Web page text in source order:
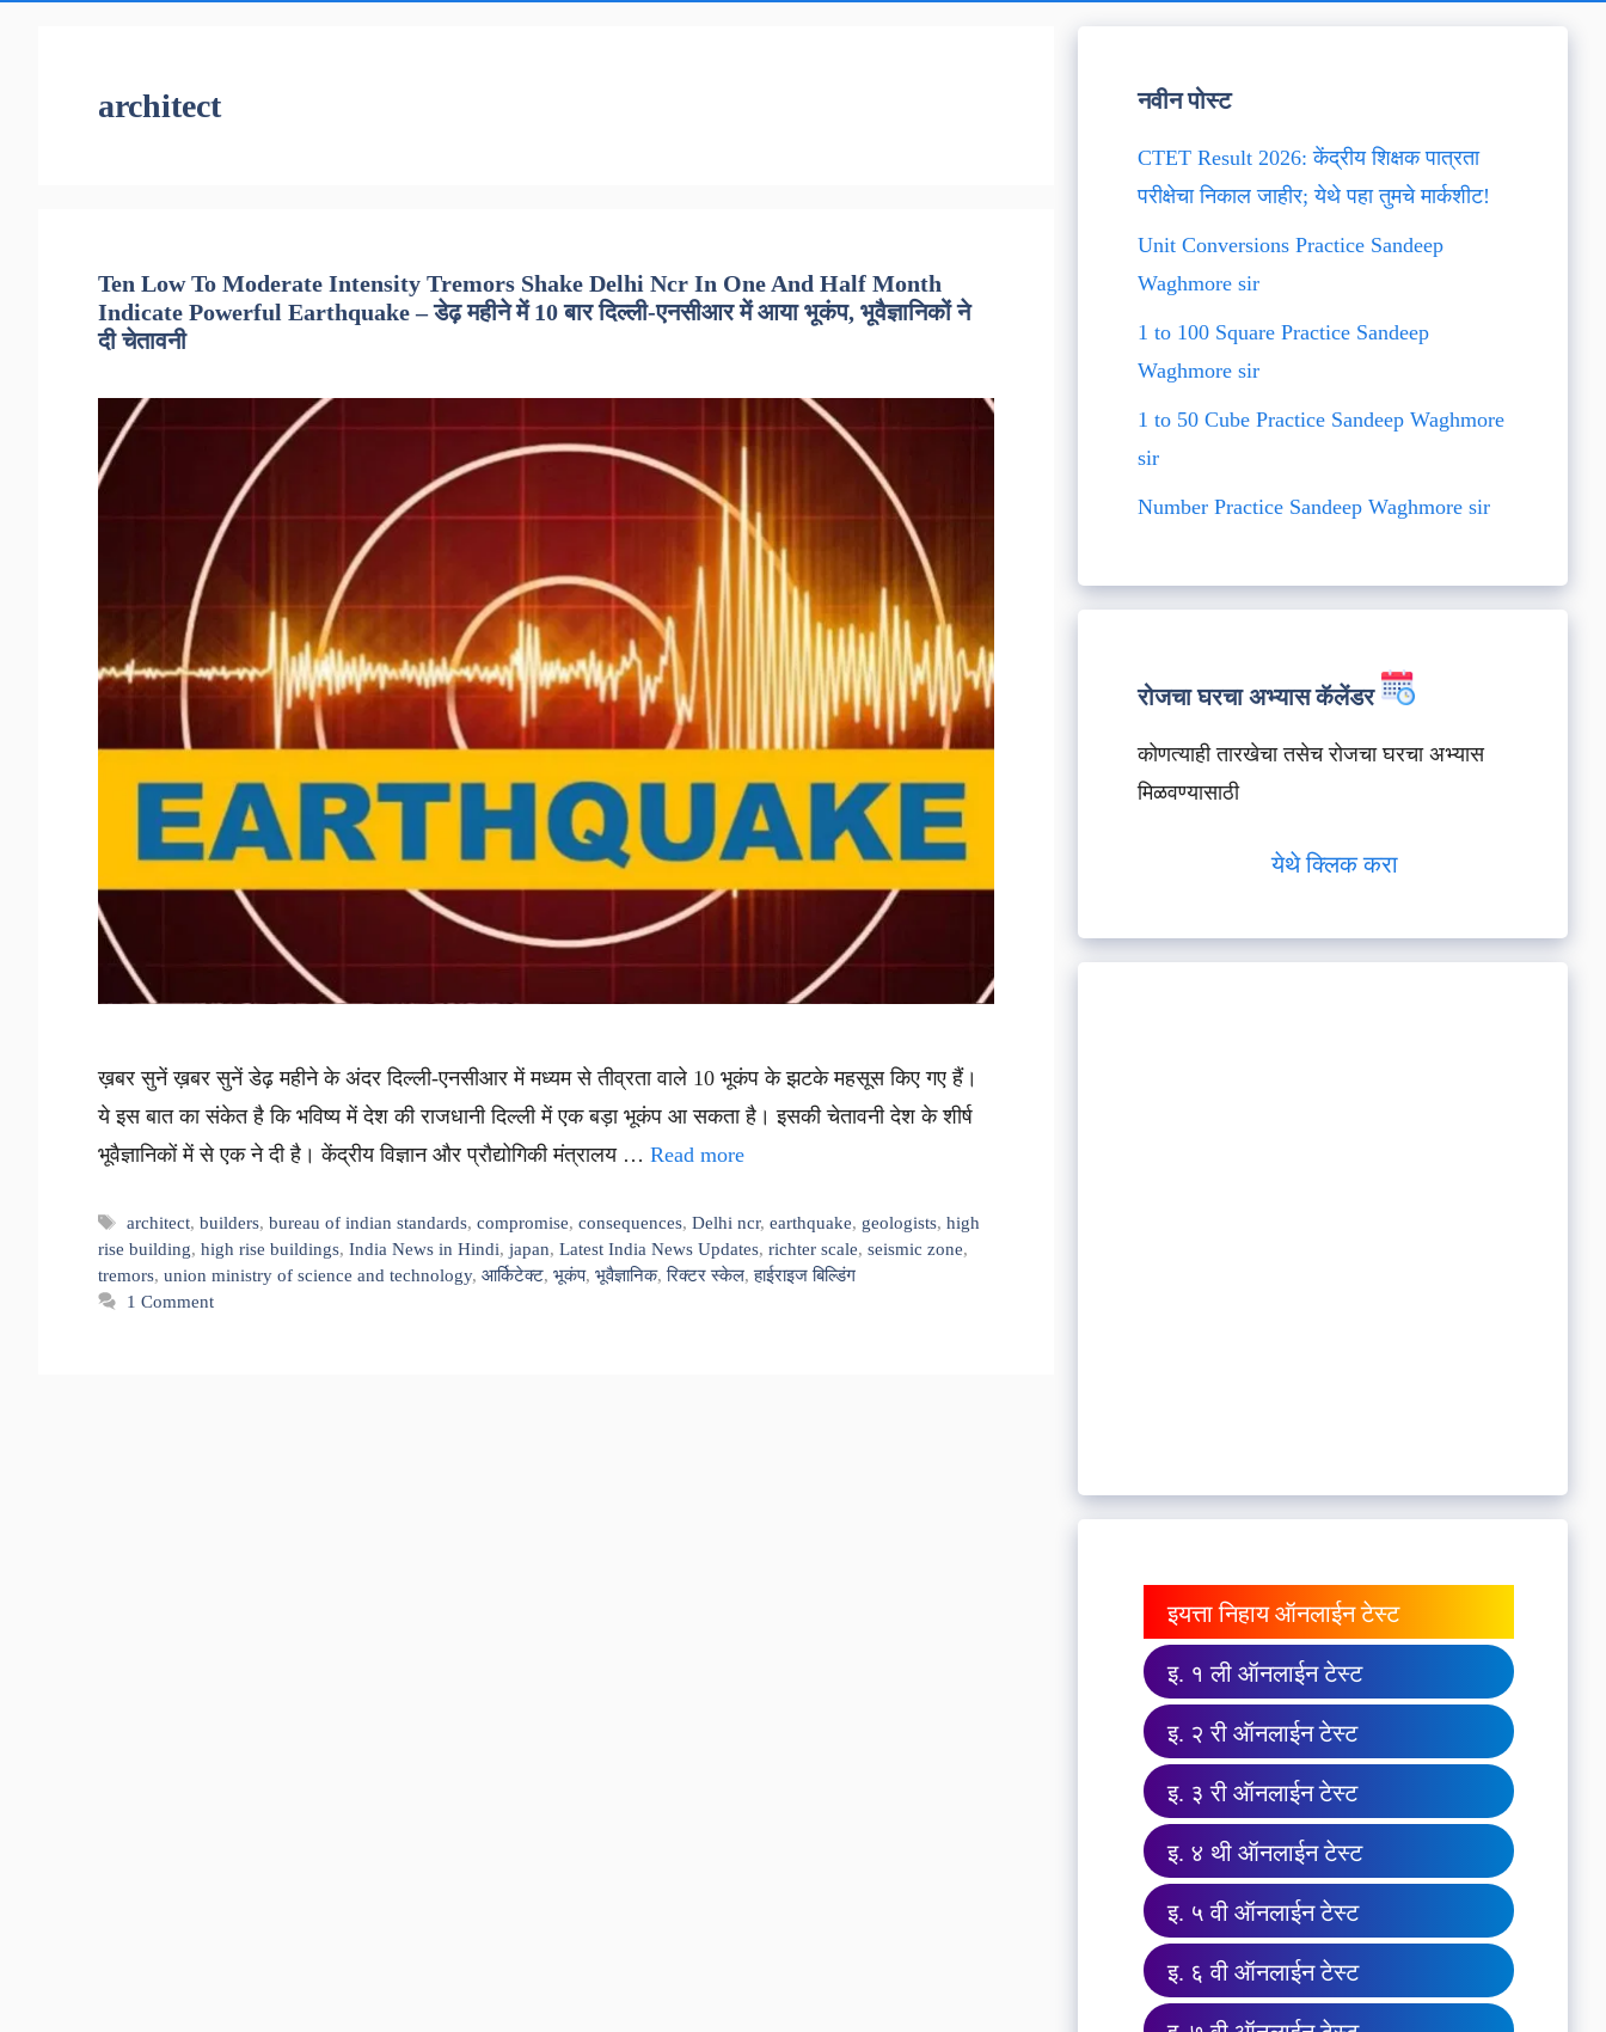
architect
Ten Low To Moderate Intensity Tremors Shake Delhi Ncr In One And Half Month
Indicate Powerful Earthquake – डेढ़ महीने में 10 बार दिल्ली-एनसीआर में आया भूकंप, भूवैज्ञानिकों ने
दी चेतावनी
ख़बर सुनें ख़बर सुनें डेढ़ महीने के अंदर दिल्ली-एनसीआर में मध्यम से तीव्रता वाले 10 भूकंप के झटके महसूस किए गए हैं।
ये इस बात का संकेत है कि भविष्य में देश की राजधानी दिल्ली में एक बड़ा भूकंप आ सकता है। इसकी चेतावनी देश के शीर्ष
भूवैज्ञानिकों में से एक ने दी है। केंद्रीय विज्ञान और प्रौद्योगिकी मंत्रालय … Read more
Tags
architect,builders,bureau of indian standards,compromise,consequences,Delhi ncr,earthquake, geologists,high
rise building, high rise buildings, India News in Hindi, japan, Latest India News Updates, richter scale, seismic zone,
tremors, union ministry of science and technology, आर्किटेक्ट, भूकंप, भूवैज्ञानिक,रिक्टर स्केल,हाईराइज बिल्डिंग
1 Comment
नवीन पोस्ट
CTET Result 2026: केंद्रीय शिक्षक पात्रता
परीक्षेचा निकाल जाहीर; येथे पहा तुमचे मार्कशीट!
Unit Conversions Practice Sandeep
Waghmore sir
1 to 100 Square Practice Sandeep
Waghmore sir
1 to 50 Cube Practice Sandeep Waghmore
sir
Number Practice Sandeep Waghmore sir
रोजचा घरचा अभ्यास कॅलेंडर
कोणत्याही तारखेचा तसेच रोजचा घरचा अभ्यास
मिळवण्यासाठी
येथे क्लिक करा
इयत्ता निहाय ऑनलाईन टेस्ट
इ. १ ली ऑनलाईन टेस्ट
इ. २ री ऑनलाईन टेस्ट
इ. ३ री ऑनलाईन टेस्ट
इ. ४ थी ऑनलाईन टेस्ट
इ. ५ वी ऑनलाईन टेस्ट
इ. ६ वी ऑनलाईन टेस्ट